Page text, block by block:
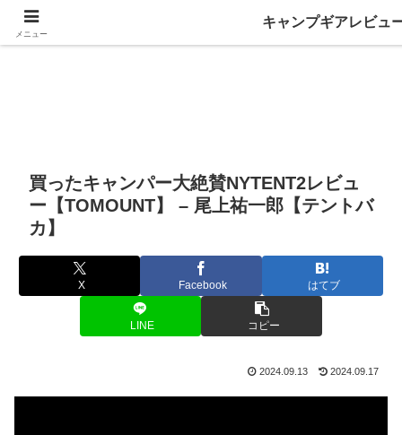
買ったキャンパー大絶賛NYTENT2レビュ
ー【TOMOUNT】 – 尾上祐一郎【テントバ
カ】
X Facebook はてブ
LINE コピー
2024.09.13 2024.09.17
メニュー
キャンプギアレビュ